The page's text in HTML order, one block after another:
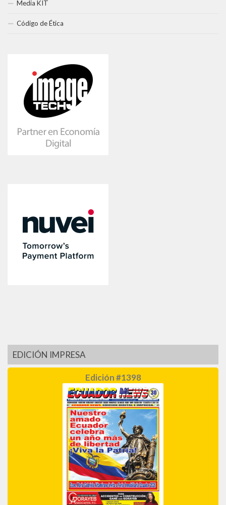
Media KIT
Código de Ética
EDICIÓN IMPRESA
Edición #1398